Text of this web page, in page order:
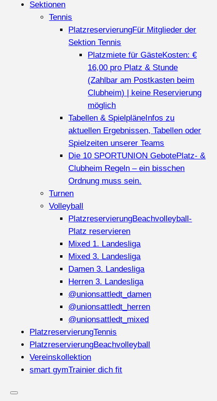
Sektionen
Tennis
PlatzreservierungFür Mitglieder der
Sektion Tennis
Platzmiete für GästeKosten: €
16,00 pro Platz & Stunde
(Zahlbar am Postkasten beim
Clubheim) | keine Reservierung
möglich
Tabellen & SpielpläneInfos zu
aktuellen Ergebnissen, Tabellen oder
Spielzeiten unserer Teams
Die 10 SPORTUNION GebotePlatz- &
Clubheim Regeln – ein bisschen
Ordnung muss sein.
Turnen
Volleyball
PlatzreservierungBeachvolleyball-
Platz reservieren
Mixed 1. Landesliga
Mixed 3. Landesliga
Damen 3. Landesliga
Herren 3. Landesliga
@unionsattledt_damen
@unionsattledt_herren
@unionsattledt_mixed
PlatzreservierungTennis
PlatzreservierungBeachvolleyball
Vereinskollektion
smart gymTrainier dich fit